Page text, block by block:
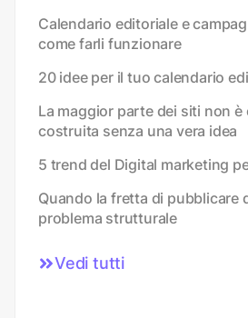
Calendario editoriale e
come farli funzionare
20 idee per il tuo calendario
La maggior parte dei siti non
costruita senza una vera idea
5 trend del Digital marketing
Quando la fretta di pubblicare
problema strutturale
Vedi tutti